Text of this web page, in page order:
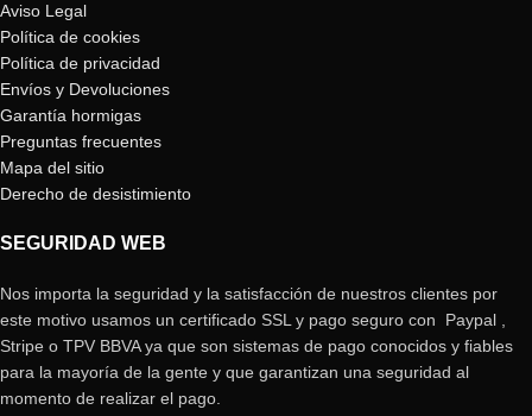
Aviso Legal
Política de cookies
Política de privacidad
Envíos y Devoluciones
Garantía hormigas
Preguntas frecuentes
Mapa del sitio
Derecho de desistimiento
SEGURIDAD WEB
Nos importa la seguridad y la satisfacción de nuestros clientes por
este motivo usamos un certificado SSL y pago seguro con Paypal ,
Stripe o TPV BBVA ya que son sistemas de pago conocidos y fiables
para la mayoría de la gente y que garantizan una seguridad al
momento de realizar el pago.